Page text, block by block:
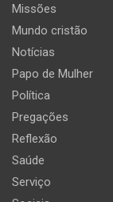
Missões
Mundo cristão
Notícias
Papo de Mulher
Política
Pregações
Reflexão
Saúde
Serviço